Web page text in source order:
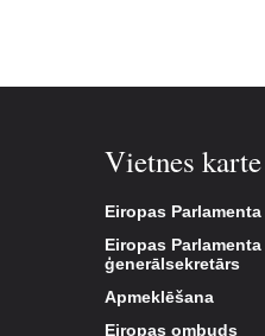
Vietnes karte
Eiropas
Eiropas Parlamenta
ģenerālsekretārs
Apmeklēšana
Eiropas ombuds